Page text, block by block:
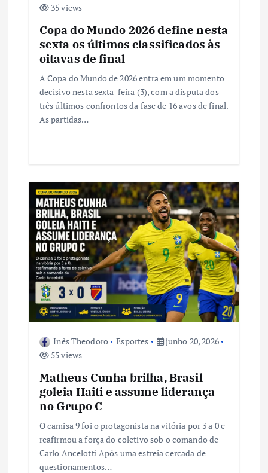
35 views
Copa do Mundo 2026 define nesta
sexta os últimos classificados às
oitavas de final
A Copa do Mundo de 2026 entra em um momento
decisivo nesta sexta-feira (3), com a disputa dos
três últimos confrontos da fase de 16 avos de final.
As partidas…
Inês Theodoro Esportes
junho 20, 2026
55 views
Matheus Cunha brilha, Brasil
goleia Haiti e assume liderança
no Grupo C
O camisa 9 foi o protagonista na vitória por 3 a 0 e
reafirmou a força do coletivo sob o comando de
Carlo Ancelotti Após uma estreia cercada de
questionamentos…